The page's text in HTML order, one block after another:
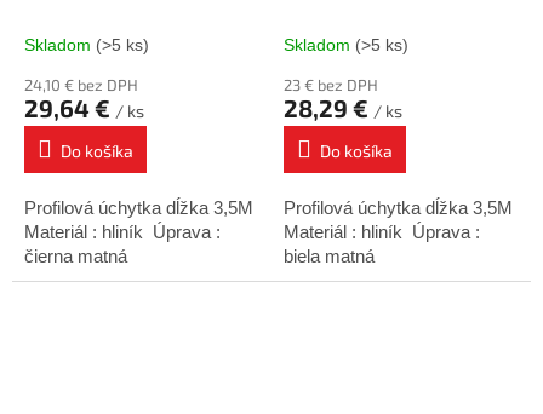
Skladom (>5 ks)
24,10 € bez DPH
29,64 € / ks
Do košíka
Profilová úchytka dĺžka 3,5M
Materiál : hliník Úprava :
čierna matná
Skladom (>5 ks)
23 € bez DPH
28,29 € / ks
Do košíka
Profilová úchytka dĺžka 3,5M
Materiál : hliník Úprava :
biela matná